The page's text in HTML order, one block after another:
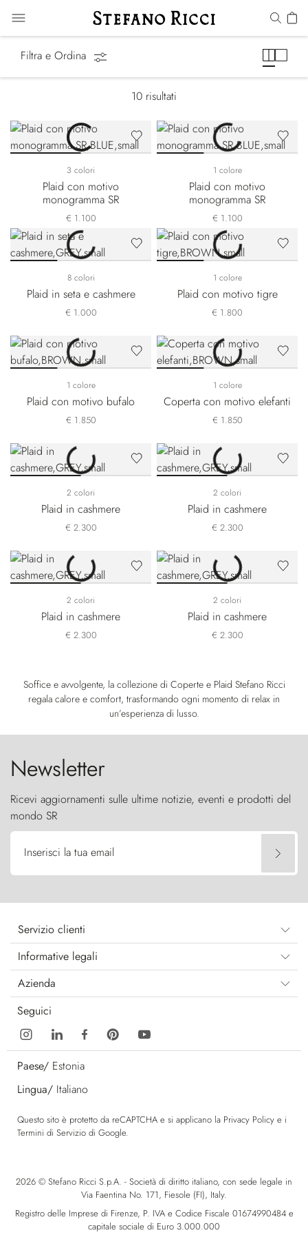
Filtra e Ordina
10 risultati
3 colori
Plaid con motivo
monogramma SR
€ 1.100
1 colore
Plaid con motivo
monogramma SR
€ 1.100
8 colori
Plaid in seta e cashmere
€ 1.000
1 colore
Plaid con motivo tigre
€ 1.800
1 colore
Plaid con motivo bufalo
€ 1.850
1 colore
Coperta con motivo elefanti
€ 1.850
2 colori
Plaid in cashmere
€ 2.300
2 colori
Plaid in cashmere
€ 2.300
2 colori
Plaid in cashmere
€ 2.300
2 colori
Plaid in cashmere
€ 2.300
Soffice e avvolgente, la collezione di Coperte e Plaid Stefano Ricci
regala calore e comfort, trasformando ogni momento di relax in
un’esperienza di lusso.
Newsletter
Ricevi aggiornamenti sulle ultime notizie, eventi e prodotti del
mondo SR
Inserisci la tua email
Servizio clienti
Informative legali
Azienda
Seguici
Paese/ Estonia
Lingua/ Italiano
Questo sito è protetto da reCAPTCHA e si applicano la Privacy Policy e i
Termini di Servizio di Google.
2026 © Stefano Ricci S.p.A. - Società di diritto italiano, con sede legale in
Via Faentina No. 171, Fiesole (FI), Italy.
Registro delle Imprese di Firenze, P. IVA e Codice Fiscale 01674990484 e
capitale sociale di Euro 3.000.000